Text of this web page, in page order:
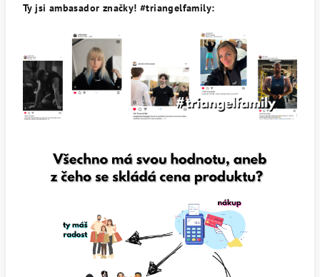
Ty jsi ambasador značky! #triangelfamily: